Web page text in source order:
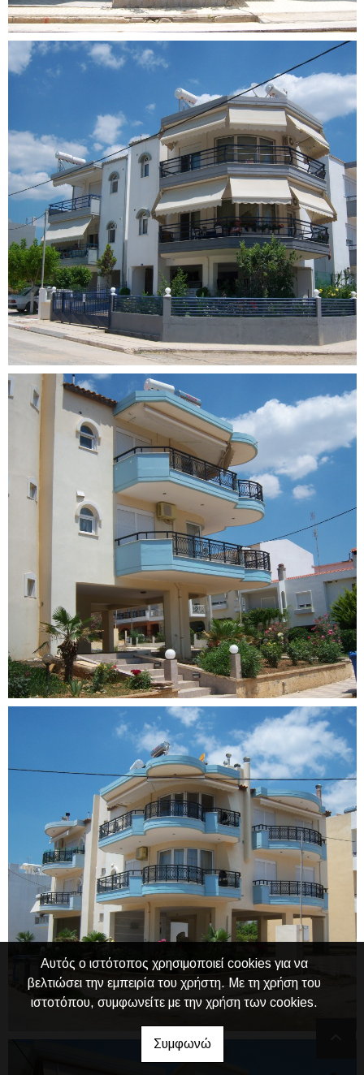
Αυτός ο ιστότοπος χρησιμοποιεί cookies για να
βελτιώσει την εμπειρία του χρήστη. Με τη χρήση του
ιστοτόπου, συμφωνείτε με την χρήση των cookies.
Συμφωνώ